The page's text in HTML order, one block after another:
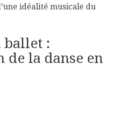
idéalité musicale du
:
de la danse en